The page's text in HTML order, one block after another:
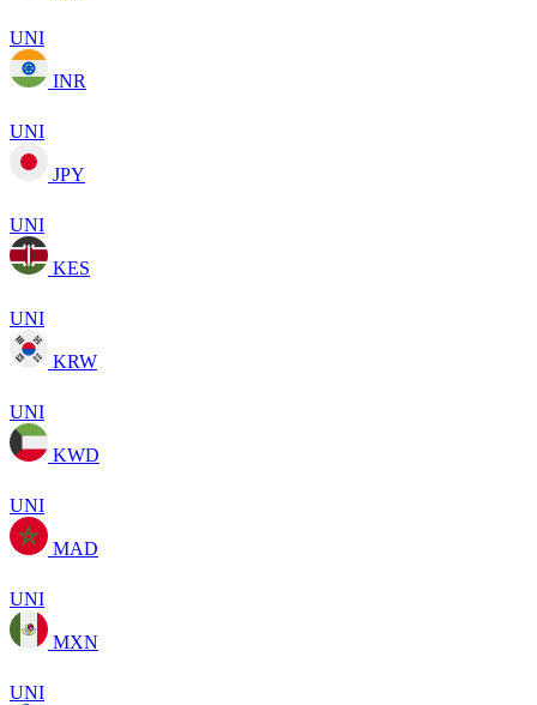
UNI
INR
UNI
JPY
UNI
KES
UNI
KRW
UNI
KWD
UNI
MAD
UNI
MXN
UNI